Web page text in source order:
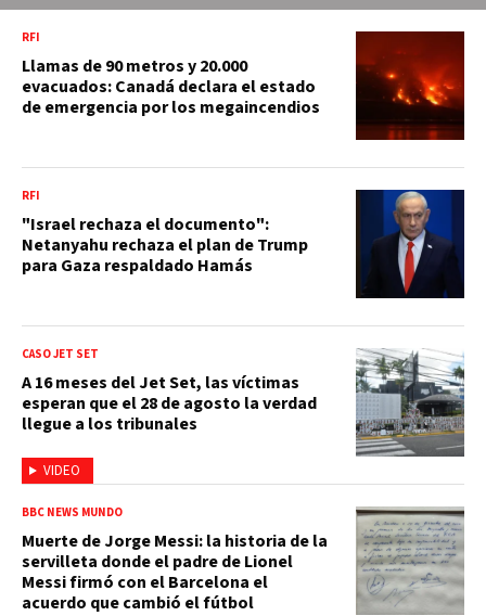
RFI
Llamas de 90 metros y 20.000
evacuados: Canadá declara el estado
de emergencia por los megaincendios
RFI
"Israel rechaza el documento":
Netanyahu rechaza el plan de Trump
para Gaza respaldado Hamás
VIDEO
CASO JET SET
A 16 meses del Jet Set, las víctimas
esperan que el 28 de agosto la verdad
llegue a los tribunales
BBC NEWS MUNDO
Muerte de Jorge Messi: la historia de la
servilleta donde el padre de Lionel
Messi firmó con el Barcelona el
acuerdo que cambió el fútbol